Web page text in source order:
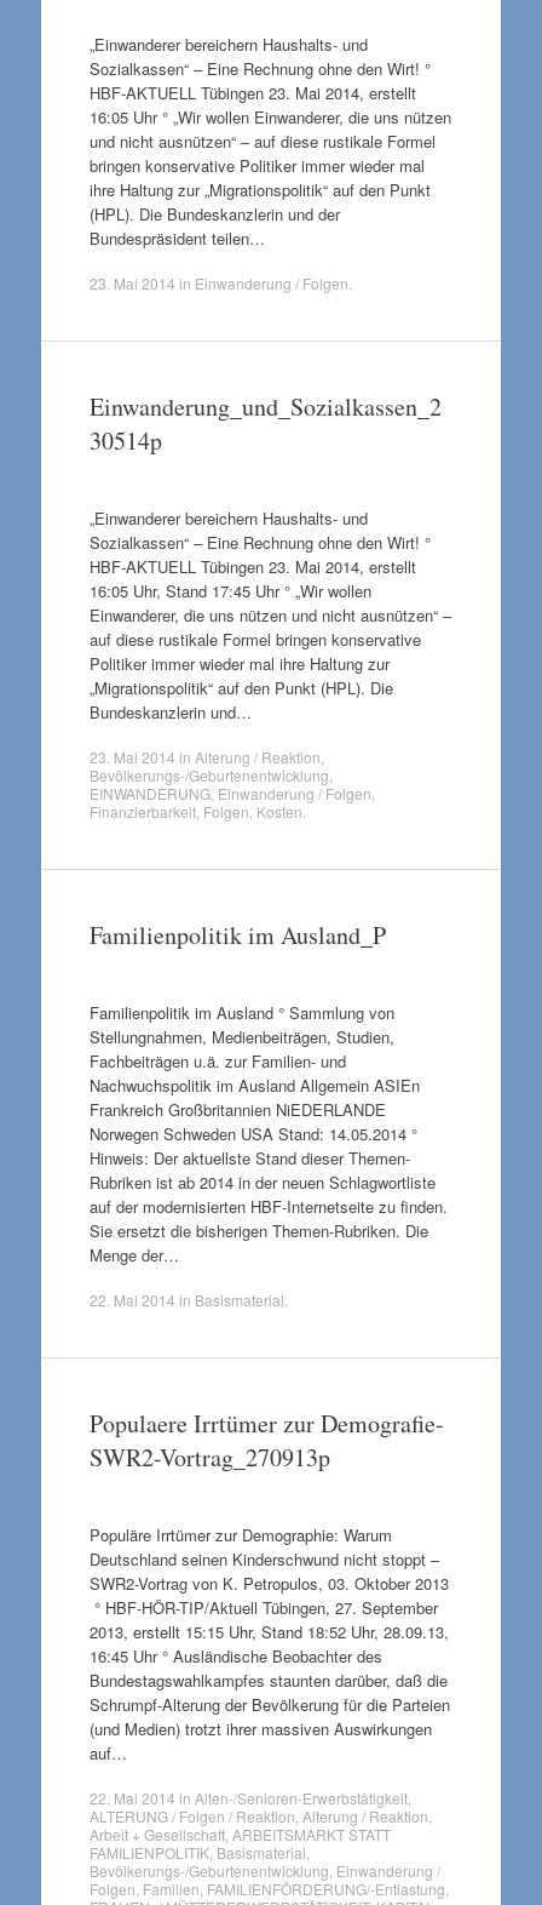
„Einwanderer bereichern Haushalts- und
Sozialkassen“ – Eine Rechnung ohne den Wirt! °
HBF-AKTUELL Tübingen 23. Mai 2014, erstellt
16:05 Uhr ° „Wir wollen Einwanderer, die uns nützen
und nicht ausnützen“ – auf diese rustikale Formel
bringen konservative Politiker immer wieder mal
ihre Haltung zur „Migrationspolitik“ auf den Punkt
(HPL). Die Bundeskanzlerin und der
Bundespräsident teilen…
23. Mai 2014 in Einwanderung / Folgen
Einwanderung_und_Sozialkassen_2
30514p
„Einwanderer bereichern Haushalts- und
Sozialkassen“ – Eine Rechnung ohne den Wirt! °
HBF-AKTUELL Tübingen 23. Mai 2014, erstellt
16:05 Uhr, Stand 17:45 Uhr ° „Wir wollen
Einwanderer, die uns nützen und nicht ausnützen“ –
auf diese rustikale Formel bringen konservative
Politiker immer wieder mal ihre Haltung zur
„Migrationspolitik“ auf den Punkt (HPL). Die
Bundeskanzlerin und…
23. Mai 2014 in Alterung / Reaktion
Bevölkerungs-/Geburtenentwicklung
EINWANDERUNG, Einwanderung / Folgen
Finanzierbarkeit, Folgen Kosten
Familienpolitik im Ausland_P
Familienpolitik im Ausland ° Sammlung von
Stellungnahmen, Medienbeiträgen, Studien,
Fachbeiträgen u.ä. zur Familien- und
Nachwuchspolitik im Ausland Allgemein ASIEn
Frankreich Großbritannien NiEDERLANDE
Norwegen Schweden USA Stand: 14.05.2014 °
Hinweis: Der aktuellste Stand dieser Themen-
Rubriken ist ab 2014 in der neuen Schlagwortliste
auf der modernisierten HBF-Internetseite zu finden.
Sie ersetzt die bisherigen Themen-Rubriken. Die
Menge der…
22. Mai 2014 in Basismaterial
Populaere Irrtümer zur Demografie-
SWR2-Vortrag_270913p
Populäre Irrtümer zur Demographie: Warum
Deutschland seinen Kinderschwund nicht stoppt –
SWR2-Vortrag von K. Petropulos, 03. Oktober 2013
° HBF-HÖR-TIP/Aktuell Tübingen, 27. September
2013, erstellt 15:15 Uhr, Stand 18:52 Uhr, 28.09.13,
16:45 Uhr ° Ausländische Beobachter des
Bundestagswahlkampfes staunten darüber, daß die
Schrumpf-Alterung der Bevölkerung für die Parteien
(und Medien) trotzt ihrer massiven Auswirkungen
auf…
22. Mai 2014 in Alten-/Senioren-Erwerbstätigkeit,
ALTERUNG / Folgen / Reaktion Alterung / Reaktion
Arbeit + Gesellschaft, ARBEITSMARKT STATT
FAMILIENPOLITIK, Basismaterial
Bevölkerungs-/Geburtenentwicklung Einwanderung /
Folgen Familien FAMILIENFÖRDERUNG/-Entlastung